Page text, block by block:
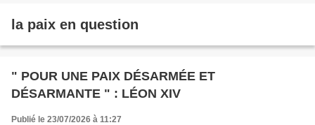
la paix en question
" POUR UNE PAIX DÉSARMÉE ET
DÉSARMANTE " : LÉON XIV
Publié le 23/07/2026 à 11:27